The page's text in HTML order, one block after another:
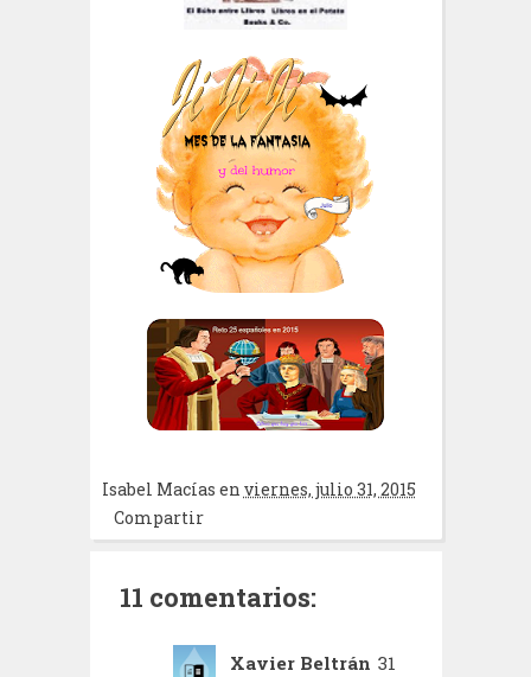
Isabel Macías en viernes, julio 31, 2015
Compartir
11 comentarios:
Xavier Beltrán 31